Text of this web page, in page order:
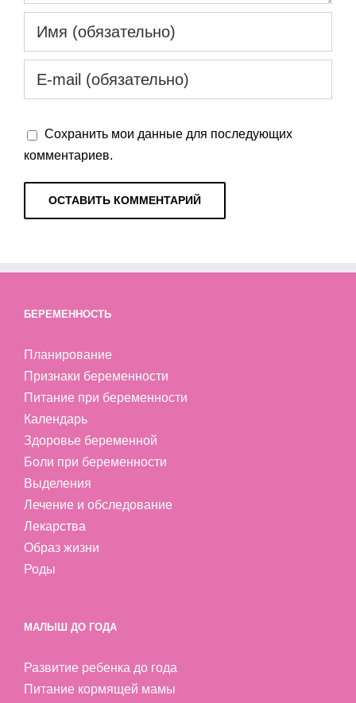
Сохранить мои данные для последующих
комментариев.
БЕРЕМЕННОСТЬ
Планирование
Признаки беременности
Питание при беременности
Календарь
Здоровье беременной
Боли при беременности
Выделения
Лечение и обследование
Лекарства
Образ жизни
Роды
МАЛЫШ ДО ГОДА
Развитие ребенка до года
Питание кормящей мамы